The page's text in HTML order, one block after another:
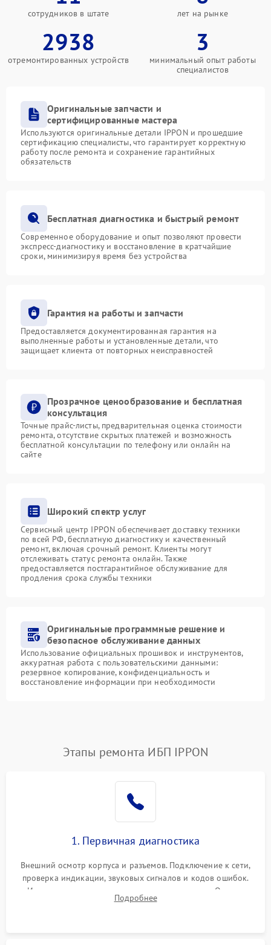
сотрудников в штате лет на рынке
2938
отремонтированных устройств
3
минимальный опыт работы
специалистов
Оригинальные запчасти и
сертифицированные мастера
Используются оригинальные детали IPPON и прошедшие
сертификацию специалисты, что гарантирует корректную
работу после ремонта и сохранение гарантийных
обязательств
Бесплатная диагностика и быстрый ремонт
Современное оборудование и опыт позволяют провести
экспресс-диагностику и восстановление в кратчайшие
сроки, минимизируя время без устройства
Гарантия на работы и запчасти
Предоставляется документированная гарантия на
выполненные работы и установленные детали, что
защищает клиента от повторных неисправностей
Прозрачное ценообразование и бесплатная
консультация
Точные прайс-листы, предварительная оценка стоимости
ремонта, отсутствие скрытых платежей и возможность
бесплатной консультации по телефону или онлайн на
сайте
Широкий спектр услуг
Сервисный центр IPPON обеспечивает доставку техники
по всей РФ, бесплатную диагностику и качественный
ремонт, включая срочный ремонт. Клиенты могут
отслеживать статус ремонта онлайн. Также
предоставляется постгарантийное обслуживание для
продления срока службы техники
Оригинальные программные решение и
безопасное обслуживание данных
Использование официальных прошивок и инструментов,
аккуратная работа с пользовательскими данными:
резервное копирование, конфиденциальность и
восстановление информации при необходимости
Этапы ремонта ИБП IPPON
1. Первичная диагностика
Внешний осмотр корпуса и разъемов. Подключение к сети,
проверка индикации, звуковых сигналов и кодов ошибок.
Измерение входного и выходного напряжения. Оценка
реакции ИБП на отключение основного питания без
Подробнее